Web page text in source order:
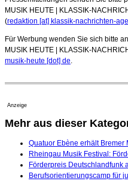
MUSIK HEUTE | KLASSIK-
(redaktion [at] klassik-nachrichten-
Für Werbung wenden Sie sich bitte
MUSIK HEUTE | KLASSIK-
musik-heute [dot] de
Anzeige
Mehr aus dieser
Quatuor Ebène erhält Bremer
Rheingau Musik Festival:
Förderpreis Deutschlandfunk
Berufsorientierungscamp für